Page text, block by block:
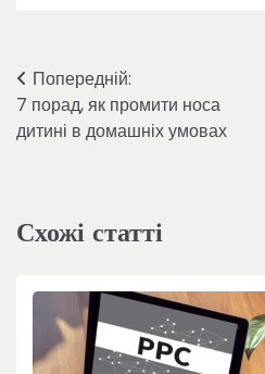
Навігація
записів
Попередній:
7 порад, як промити носа
дитині в домашніх умовах
Схожі статті